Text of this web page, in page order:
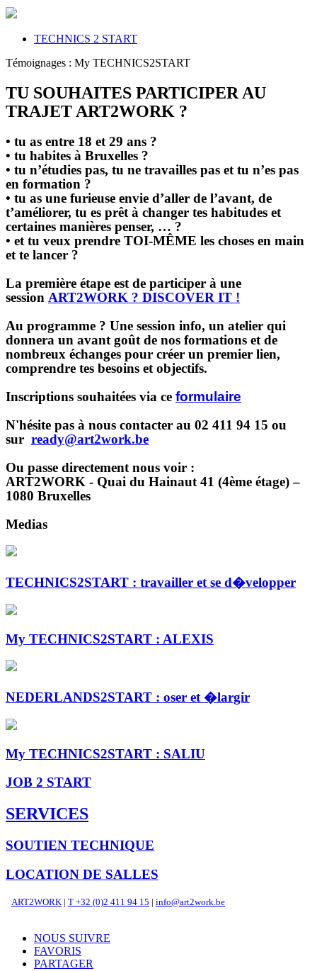
TECHNICS 2 START
Témoignages : My TECHNICS2START
TU SOUHAITES PARTICIPER AU
TRAJET ART2WORK ?
• tu as entre 18 et 29 ans ?
• tu habites à Bruxelles ?
• tu n’étudies pas, tu ne travailles pas et tu n’es pas
en formation ?
• tu as une furieuse envie d’aller de l’avant, de
t’améliorer, tu es prêt à changer tes habitudes et
certaines manières penser, … ?
• et tu veux prendre TOI-MÊME les choses en main
et te lancer ?
La première étape est de participer à une
session ART2WORK ? DISCOVER IT !
Au programme ? Une session info, un atelier qui
donnera un avant goût de nos formations et de
nombreux échanges pour créer un premier lien,
comprendre tes besoins et objectifs.
Inscriptions souhaitées via ce formulaire
N'hésite pas à nous contacter au 02 411 94 15 ou
sur ready@art2work.be
Ou passe directement nous voir :
ART2WORK - Quai du Hainaut 41 (4ème étage) –
1080 Bruxelles
Medias
TECHNICS2START : travailler et se d�velopper
My TECHNICS2START : ALEXIS
NEDERLANDS2START : oser et �largir
My TECHNICS2START : SALIU
JOB 2 START
SERVICES
SOUTIEN TECHNIQUE
LOCATION DE SALLES
ART2WORK | T +32 (0)2 411 94 15 | info@art2work.be
NOUS SUIVRE
FAVORIS
PARTAGER